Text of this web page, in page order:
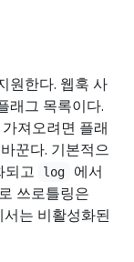
원한다. 웹훅 사
래그 목록이다.
져오려면 플래
꾼다. 기본적으
되고 log
에서
쓰로틀링은
서는 비활성화된